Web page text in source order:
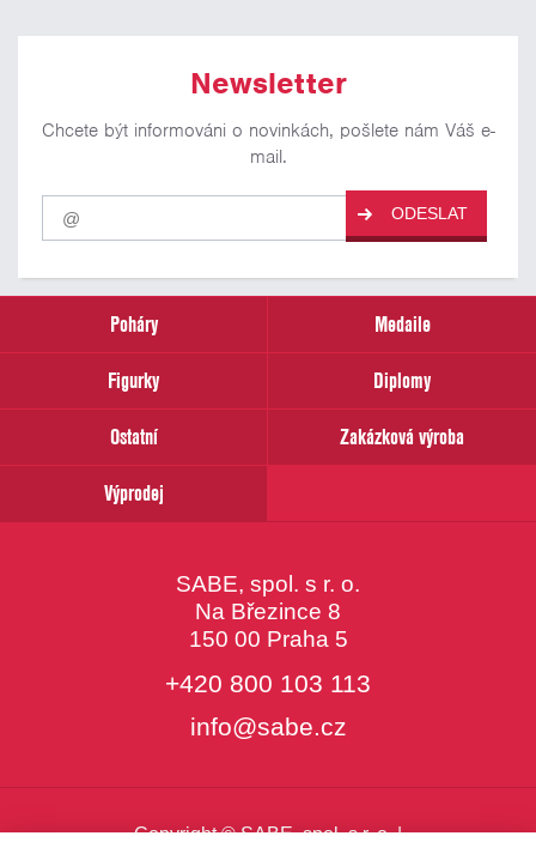
Newsletter
Chcete být informováni o novinkách, pošlete nám Váš e-
mail.
Pro
odběr
našich
email
ODESLAT
Poháry
Medaile
Figurky
Diplomy
Ostatní
Zakázková výroba
Výprodej
SABE, spol. s r. o.
Na Březince 8
150 00 Praha 5
+420 800 103 113
info@sabe.cz
Copyright © SABE, spol. s r. o. |